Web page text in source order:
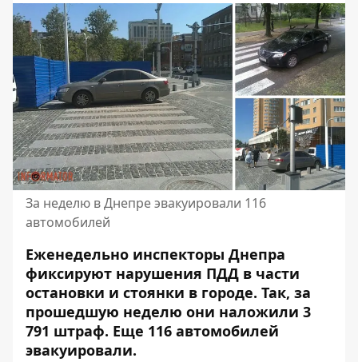
За неделю в Днепре эвакуировали 116
автомобилей
Еженедельно инспекторы Днепра
фиксируют нарушения ПДД в части
остановки и стоянки в городе. Так, за
прошедшую неделю они наложили 3
791 штраф. Еще 116 автомобилей
эвакуировали.